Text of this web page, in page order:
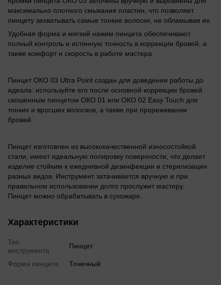
максимально плотного смыкания пластин, что позволяет
пинцету захватывать самые тонкие волоски, не обламывая их.
Удобная форма и мягкий нажим пинцета обеспечивают
полный контроль и истинную точность в коррекции бровей, а
также комфорт и скорость в работе мастера.
Пинцет ОКО 03 Ultra Point создан для доведения работы до
идеала: используйте его после основной коррекции бровей
скошенным пинцетом ОКО 01 или ОКО 02 Easy Touch для
тонких и вросших волосков, а также при прореживании
бровей.
Пинцет изготовлен из высококачественной износостойкой
стали, имеет идеальную полировку поверхности, что делает
изделие стойким к ежедневной дезинфекции и стерилизации
разных видов. Инструмент затачивается вручную и при
правильном использовании долго прослужит мастеру.
Пинцет можно обрабатывать в сухожаре.
Характеристики
Тип
инструмента
Пинцет
Форма пинцета Точечный